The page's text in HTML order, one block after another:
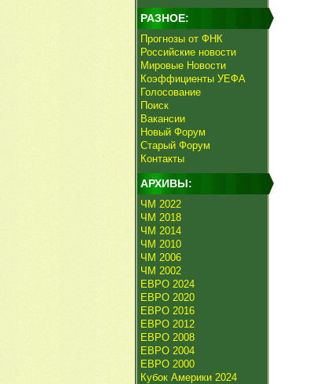
РАЗНОЕ:
Прогнозы от ФНК
Российские новости
Мировые Новости
Коэффициенты УЕФА
Голосование
Поиск
Вакансии
Новый Форум
Старый Форум
Контакты
АРХИВЫ:
ЧМ 2022
ЧМ 2018
ЧМ 2014
ЧМ 2010
ЧМ 2006
ЧМ 2002
ЕВРО 2024
ЕВРО 2020
ЕВРО 2016
ЕВРО 2012
ЕВРО 2008
ЕВРО 2004
ЕВРО 2000
Кубок Америки 2024